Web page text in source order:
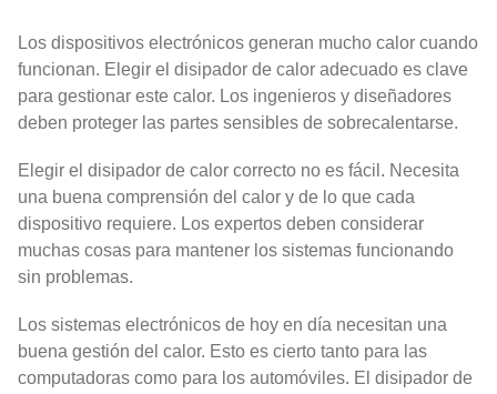
Los dispositivos electrónicos generan mucho calor cuando
funcionan. Elegir el disipador de calor adecuado es clave
para gestionar este calor. Los ingenieros y diseñadores
deben proteger las partes sensibles de sobrecalentarse.
Elegir el disipador de calor correcto no es fácil. Necesita
una buena comprensión del calor y de lo que cada
dispositivo requiere. Los expertos deben considerar
muchas cosas para mantener los sistemas funcionando
sin problemas.
Los sistemas electrónicos de hoy en día necesitan una
buena gestión del calor. Esto es cierto tanto para las
computadoras como para los automóviles. El disipador de